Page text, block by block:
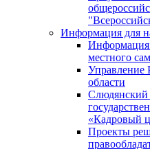
Информация для
Информация
местного
Управление
области
Слюдянский
«Кадровый
Проекты